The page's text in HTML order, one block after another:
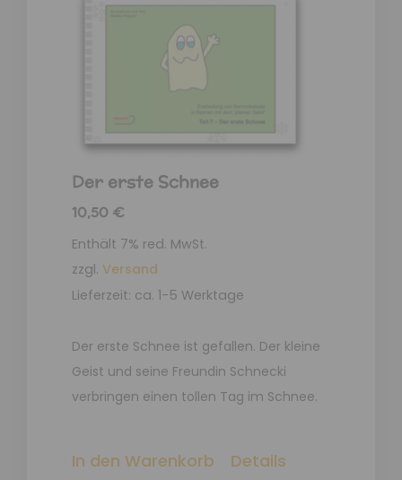
Der erste Schnee
10,50 €
Enthält 7% red. MwSt.
zzgl. Versand
Lieferzeit: ca. 1-5 Werktage
Der erste Schnee ist gefallen. Der kleine
Geist und seine Freundin Schnecki
verbringen einen tollen Tag im Schnee.
In den Warenkorb Details